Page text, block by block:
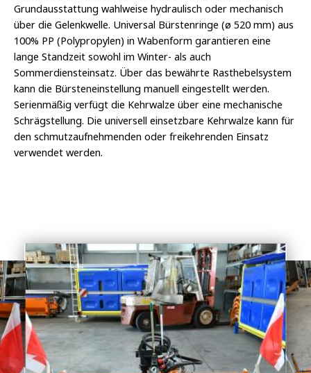
Grundausstattung wahlweise hydraulisch oder mechanisch
über die Gelenkwelle. Universal Bürstenringe (ø 520 mm) aus
100% PP (Polypropylen) in Wabenform garantieren eine
lange Standzeit sowohl im Winter- als auch
Sommerdiensteinsatz. Über das bewährte Rasthebelsystem
kann die Bürsteneinstellung manuell eingestellt werden.
Serienmäßig verfügt die Kehrwalze über eine mechanische
Schrägstellung. Die universell einsetzbare Kehrwalze kann für
den schmutzaufnehmenden oder freikehrenden Einsatz
verwendet werden.